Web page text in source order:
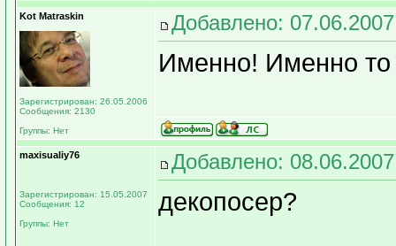
Kot Matraskin
Зарегистрирован: 26.05.2006
Сообщения: 2130
Группы: Нет
Добавлено:
Именно! Именно то
maxisualiy76
Зарегистрирован: 15.05.2007
Сообщения: 12
Группы: Нет
Добавлено:
декопосер?